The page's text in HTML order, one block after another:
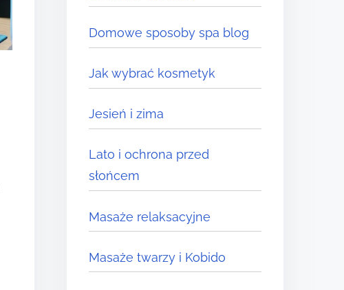
.
Domowe sposoby spa blog
Jak wybrać kosmetyk
Jesień i zima
Lato i ochrona przed
słońcem
Masaże relaksacyjne
Masaże twarzy i Kobido